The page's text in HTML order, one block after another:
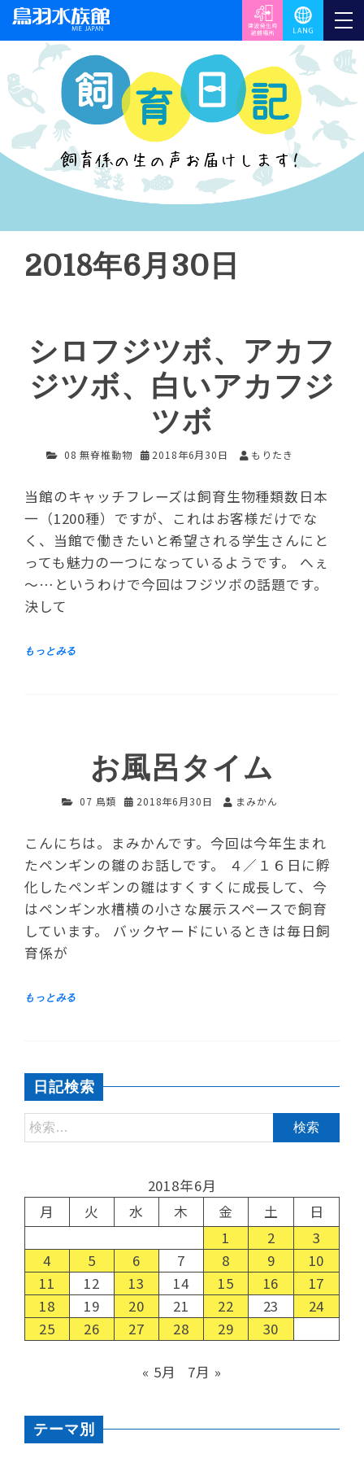
2018年6月30日
シロフジツボ、アカフ
ジツボ、白いアカフジ
ツボ
08 無脊椎動物 2018年6月30日 もりたき
当館のキャッチフレーズは飼育生物種類数日本
一（1200種）ですが、これはお客様だけでな
く、当館で働きたいと希望される学生さんにと
っても魅力の一つになっているようです。 へぇ
～…というわけで今回はフジツボの話題です。
決して
お風呂タイム
07 鳥類 2018年6月30日 まみかん
こんにちは。まみかんです。今回は今年生まれ
たペンギンの雛のお話しです。 ４／１６日に孵
化したペンギンの雛はすくすくに成長して、今
はペンギン水槽横の小さな展示スペースで飼育
しています。 バックヤードにいるときは毎日飼
育係が
日記検索
2018年6月
月
火 水 木 金 土
日
1
2
3
4
5 6 7 8 9
10
11
12 13 14 15 16
17
18
19 20 21 22 23
24
25
26 27 28 29 30
« 5月 7月 »
テーマ別